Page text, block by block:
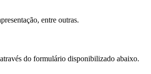
entre outras.
do formulário disponibilizado abaixo.